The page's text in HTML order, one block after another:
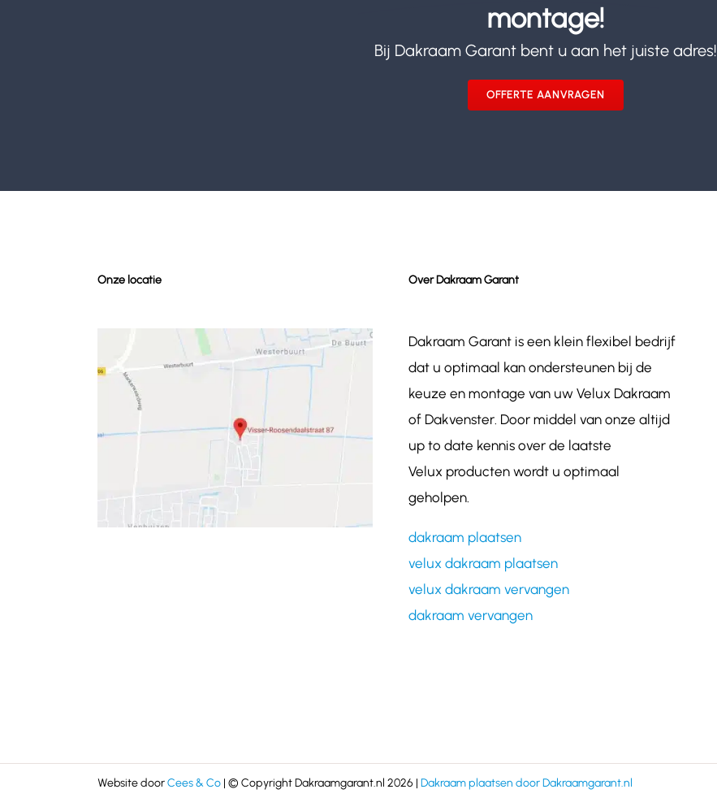
montage!
Bij Dakraam Garant bent u aan het juiste adres!
OFFERTE AANVRAGEN
Onze locatie Over Dakraam Garant
Dakraam Garant is een klein flexibel bedrijf
dat u optimaal kan ondersteunen bij de
keuze en montage van uw Velux Dakraam
of Dakvenster. Door middel van onze altijd
up to date kennis over de laatste
Velux producten wordt u optimaal
geholpen.
dakraam plaatsen
velux dakraam plaatsen
velux dakraam vervangen
dakraam vervangen
Website doorCees & Co| © Copyright Dakraamgarant.nl 2026 | Dakraam plaatsen door Dakraamgarant.nl